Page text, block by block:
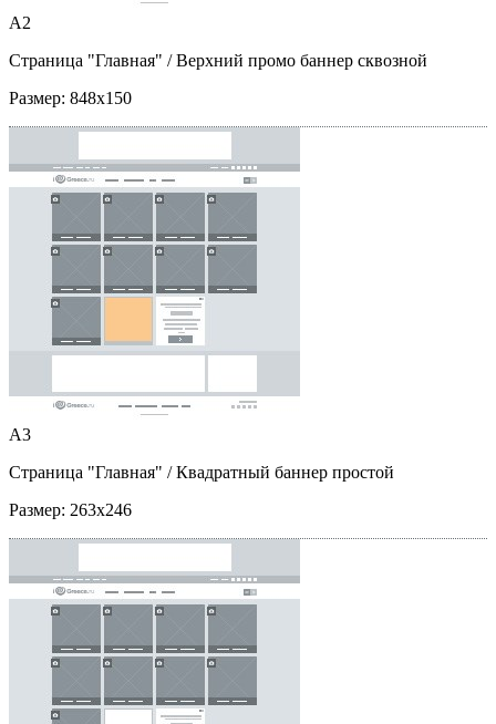
A2
Страница "Главная" / Верхний промо баннер сквозной
Размер: 848x150
A3
Страница "Главная" / Квадратный баннер простой
Размер: 263x246